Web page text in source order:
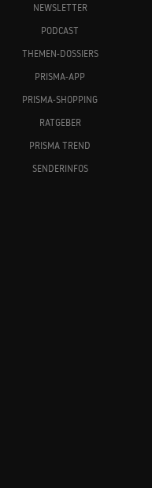
NEWSLETTER
PODCAST
THEMEN-DOSSIERS
PRISMA-APP
PRISMA-SHOPPING
RATGEBER
PRISMA TREND
SENDERINFOS